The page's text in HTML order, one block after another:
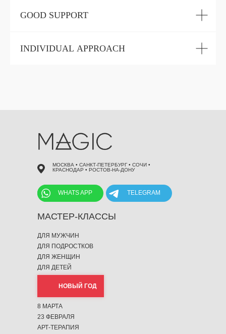
GOOD SUPPORT
INDIVIDUAL APPROACH
TELEGRAM
МАСТЕР-КЛАССЫ
WHATS APP
МОСКВА • САНКТ-ПЕТЕРБУРГ • СОЧИ •
КРАСНОДАР • РОСТОВ-НА-ДОНУ
ДЛЯ МУЖЧИН
ДЛЯ ПОДРОСТКОВ
ДЛЯ ЖЕНЩИН
ДЛЯ ДЕТЕЙ
НОВЫЙ ГОД
8 МАРТА
23 ФЕВРАЛЯ
АРТ-ТЕРАПИЯ